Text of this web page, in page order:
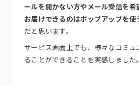
ールを開かない方やメール受信を希
お届けできるのはポップアップを使
だと思います。
サービス画面上でも、様々なコミ
ることができることを実感しました。